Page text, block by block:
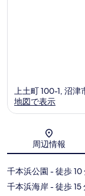
上土町 100-1, 沼
地図で表示
周辺情報
千本浜公園 - 徒歩 10
千本浜海岸- 徒歩 15